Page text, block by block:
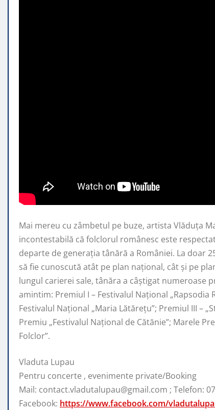
Mai mereu cu zâmbetul pe buze, artista Vlăduța
incontestabilă că folclorul românesc este
departe de generaţia tânără a României. La doar
să fie cunoscută atât pe plan naţional, cât şi pe
lungul carierei sale, tânăra a câştigat numeroase
amintim: Premiul I – Festivalul Național „Rapsodia
Festivalul Național „Maria Lătărețu”; Premiul III –
Premiu „Festivalul Național de Cătănie”; Marele
Folclor”.
Vladuta Lupau
Pentru concerte , evenimente private/Booking
Mail: contact.vladutalupau@gmail.com ; Telefon:
Facebook: https://www.facebook.com/